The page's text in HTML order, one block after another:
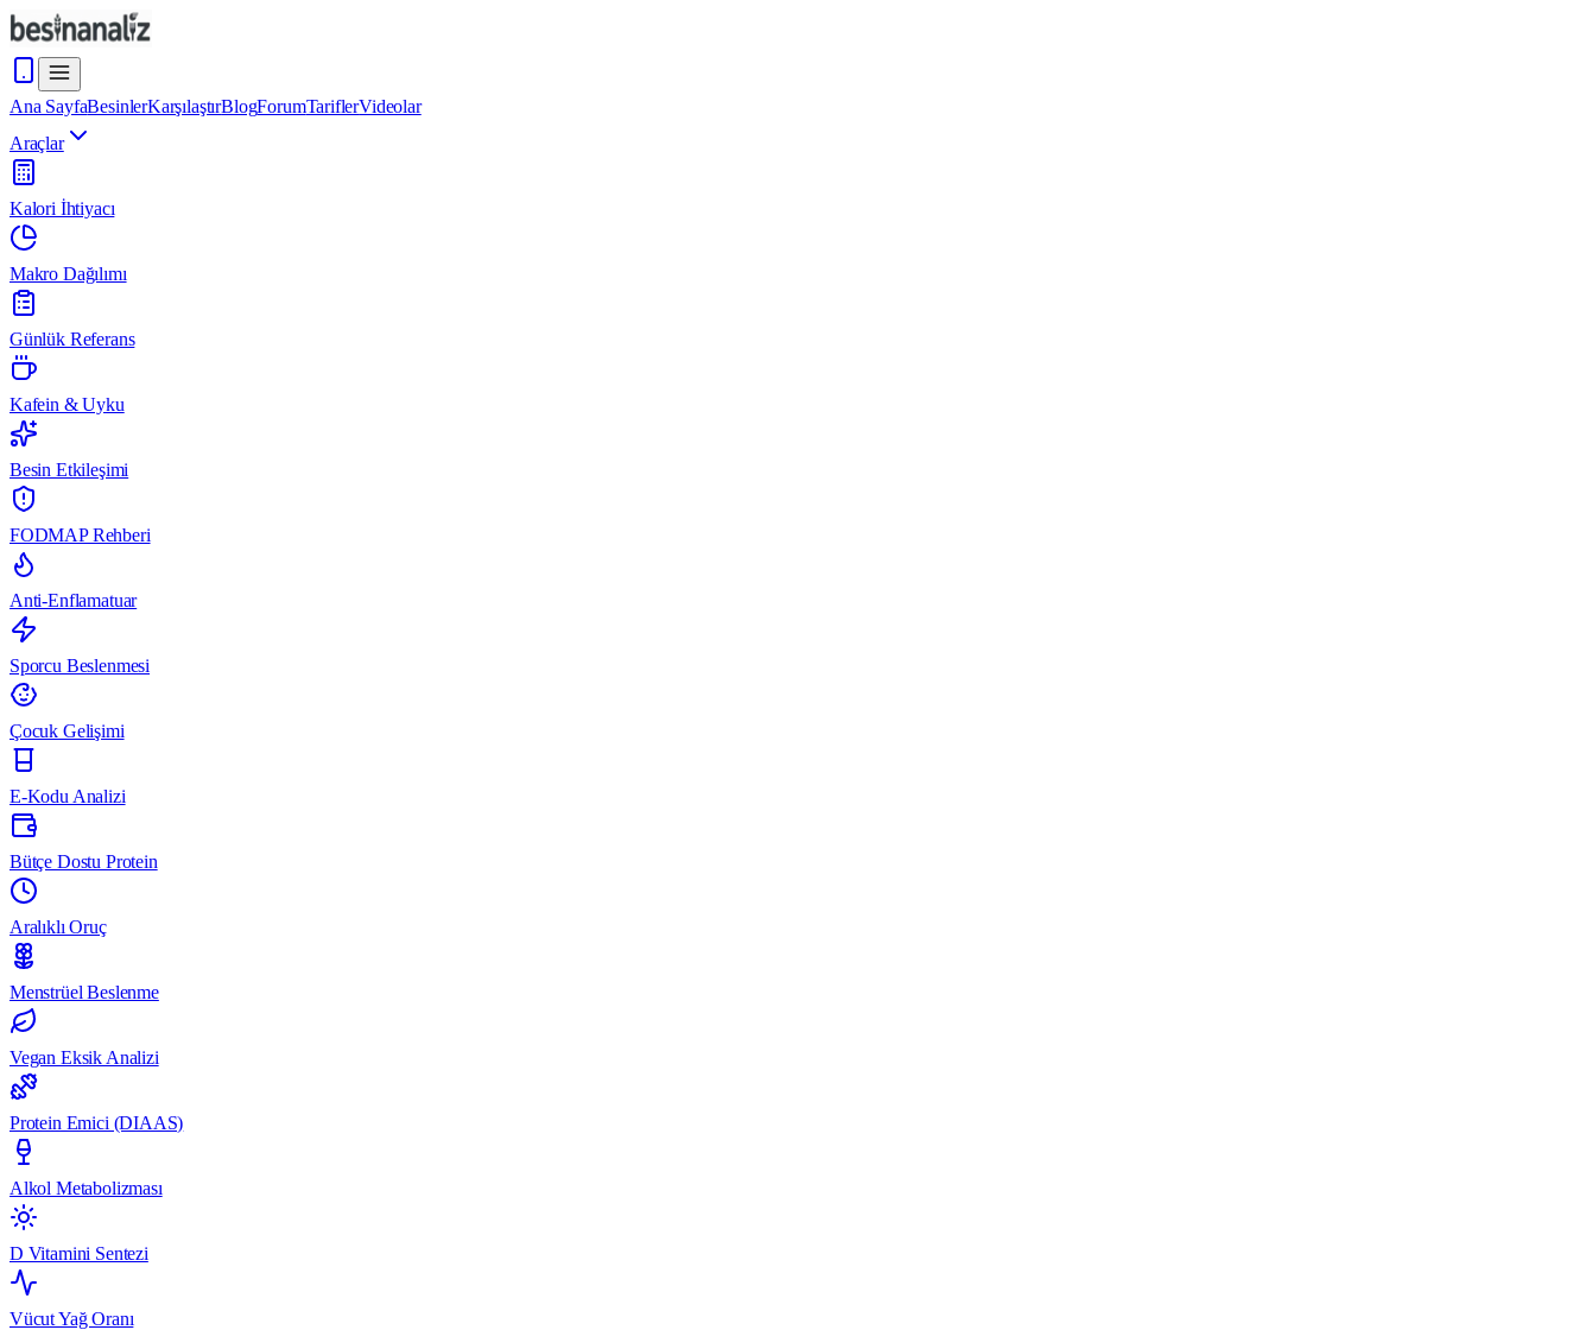
Ana SayfaBesinlerKarşılaştırBlogForumTariflerVideolar
Araçlar
Kalori İhtiyacı
Makro Dağılımı
Günlük Referans
Kafein & Uyku
Besin Etkileşimi
FODMAP Rehberi
Anti-Enflamatuar
Sporcu Beslenmesi
Çocuk Gelişimi
E-Kodu Analizi
Bütçe Dostu Protein
Aralıklı Oruç
Menstrüel Beslenme
Vegan Eksik Analizi
Protein Emici (DIAAS)
Alkol Metabolizması
D Vitamini Sentezi
Vücut Yağ Oranı